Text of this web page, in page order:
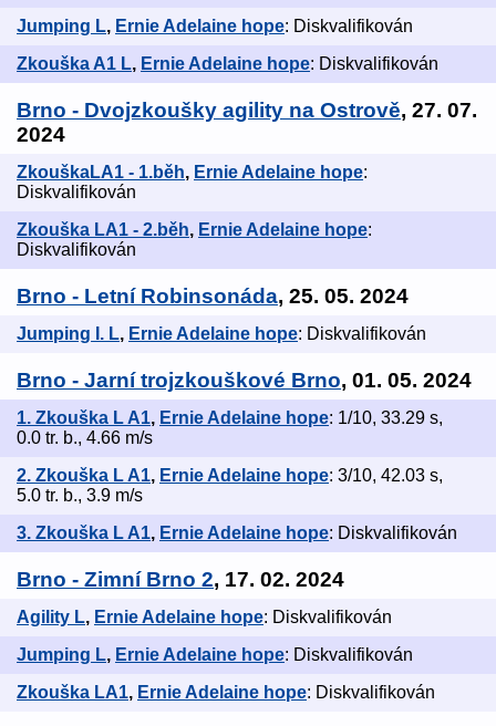
Jumping L, Ernie Adelaine hope: Diskvalifikován
Zkouška A1 L, Ernie Adelaine hope: Diskvalifikován
Brno - Dvojzkoušky agility na Ostrově, 27. 07.
2024
ZkouškaLA1 - 1.běh, Ernie Adelaine hope:
Diskvalifikován
Zkouška LA1 - 2.běh, Ernie Adelaine hope:
Diskvalifikován
Brno - Letní Robinsonáda, 25. 05. 2024
Jumping I. L, Ernie Adelaine hope: Diskvalifikován
Brno - Jarní trojzkouškové Brno, 01. 05. 2024
1. Zkouška L A1, Ernie Adelaine hope: 1/10, 33.29 s,
0.0 tr. b., 4.66 m/s
2. Zkouška L A1, Ernie Adelaine hope: 3/10, 42.03 s,
5.0 tr. b., 3.9 m/s
3. Zkouška L A1, Ernie Adelaine hope: Diskvalifikován
Brno - Zimní Brno 2, 17. 02. 2024
Agility L, Ernie Adelaine hope: Diskvalifikován
Jumping L, Ernie Adelaine hope: Diskvalifikován
Zkouška LA1, Ernie Adelaine hope: Diskvalifikován